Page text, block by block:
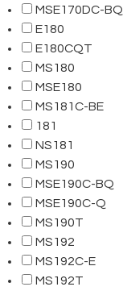
MSE170DC-BQ
E180
E180CQT
MS180
MSE180
MS181C-BE
181
NS181
MS190
MSE190C-BQ
MSE190C-Q
MS190T
MS192
MS192C-E
MS192T